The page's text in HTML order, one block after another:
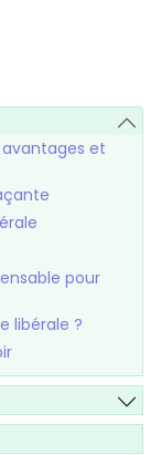
et
pour
libérale ?